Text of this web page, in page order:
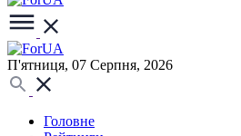
П'ятниця, 07 Серпня, 2026
Головне